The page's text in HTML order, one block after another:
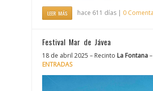
LEER MÁS hace 611 días | 0
Festival Mar de Jávea
18 de abril 2025 – Recinto La Fontana–
ENTRADAS